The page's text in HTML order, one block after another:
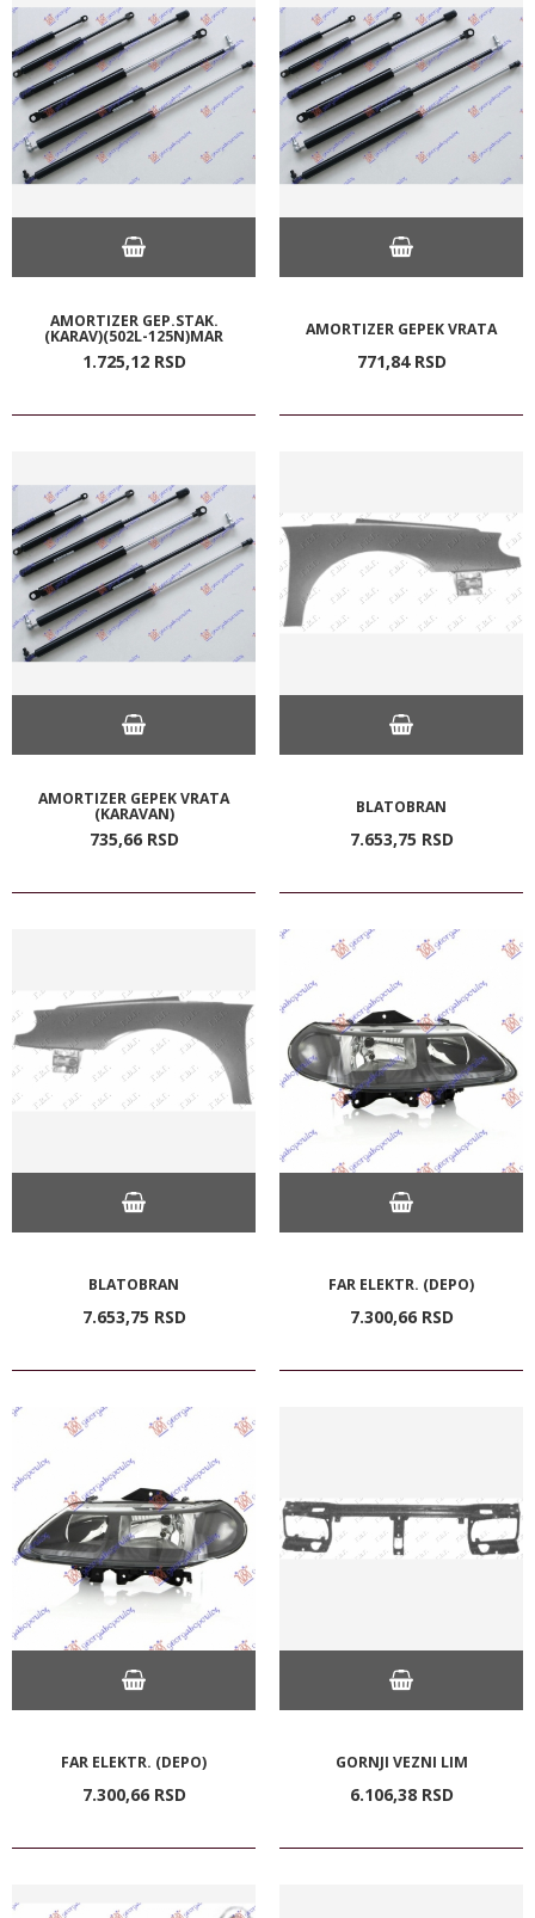
AMORTIZER GEP.STAK.
(KARAV)(502L-125N)MAR
1.725,12 RSD
AMORTIZER GEPEK VRATA
771,84 RSD
AMORTIZER GEPEK VRATA
(KARAVAN)
735,66 RSD
BLATOBRAN
7.653,75 RSD
BLATOBRAN
7.653,75 RSD
FAR ELEKTR. (DEPO)
7.300,66 RSD
FAR ELEKTR. (DEPO)
7.300,66 RSD
GORNJI VEZNI LIM
6.106,38 RSD